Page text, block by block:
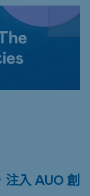
入 AUO 創